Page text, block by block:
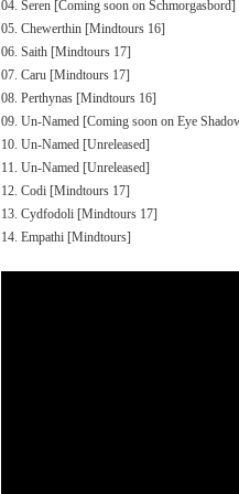
04. Seren [Coming soon on Schmorgasbord]
05. Chewerthin [Mindtours 16]
06. Saith [Mindtours 17]
07. Caru [Mindtours 17]
08. Perthynas [Mindtours 16]
09. Un-Named [Coming soon on Eye
10. Un-Named [Unreleased]
11. Un-Named [Unreleased]
12. Codi [Mindtours 17]
13. Cydfodoli [Mindtours 17]
14. Empathi [Mindtours]